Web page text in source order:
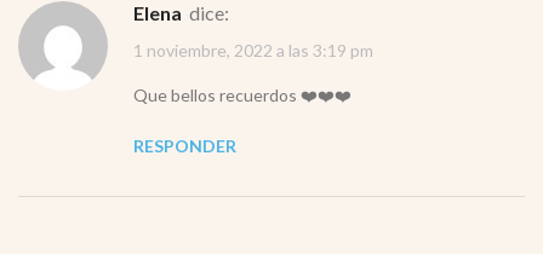
Elena dice:
1 noviembre, 2022 a las 3:19 pm
Que bellos recuerdos ❤️❤️❤️
RESPONDER